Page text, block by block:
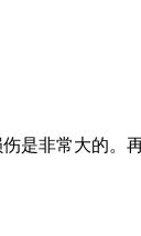
是非常大的。